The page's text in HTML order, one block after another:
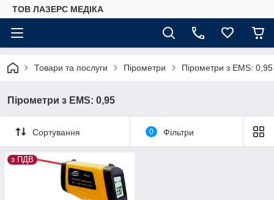
ТОВ ЛАЗЕРС МЕДІКА
Товари та послуги Пірометри Пірометри з EMS: 0,95
Пірометри з EMS: 0,95
Сортування 0 Фільтри
з ПДВ